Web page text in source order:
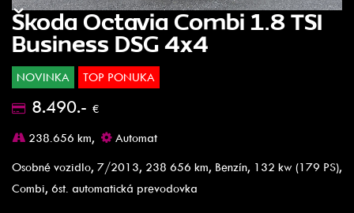
Škoda Octavia Combi 1.8 TSI
Business DSG 4x4
NOVINKA TOP PONUKA
8.490.- €
238.656 km,
Automat
Osobné vozidlo, 7/2013, 238 656 km, Benzín, 132 kw (179 PS),
Combi, 6st. automatická prevodovka